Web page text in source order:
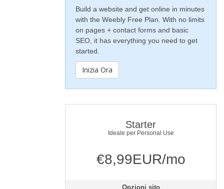
Build a website and get online in minutes
with the Weebly Free Plan. With no limits
on pages + contact forms and basic
SEO, it has everything you need to get
started.
Inizia Ora
Starter
Ideale per Personal Use
€8,99EUR/mo
Opzioni sito